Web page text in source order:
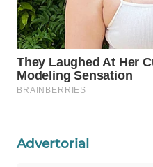
Advertorial
WAHANA
KONSUMEN
WAHANA
LISTRIK